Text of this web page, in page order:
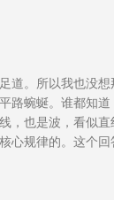
道。所以我也没
路蜿蜒。谁都知
，也是波，看似
心规律的。这个